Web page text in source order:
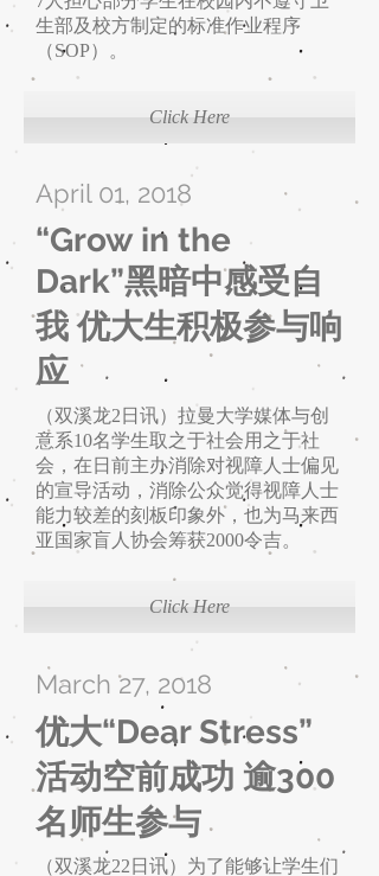
生部及校方制定的标准作业程序
（SOP）。
Click Here
April 01, 2018
“Grow in the
Dark”黑暗中感受自
我 ​优大生积极参与响
应
（双溪龙2日讯）拉曼大学媒体与创
意系10名学生取之于社会用之于社
会，在日前主办消除对视障人士偏见
的宣导活动，消除公众觉得视障人士
能力较差的刻板印象外，也为马来西
亚国家盲人协会筹获2000令吉。
Click Here
March 27, 2018
优大“Dear Stress”
活动空前成功 逾300
名师生参与
（双溪龙22日讯）为了能够让学生们